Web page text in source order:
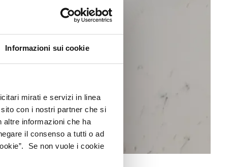
Informazioni sui cookie
mirati e servizi in linea
con i nostri partner che si
altre informazioni che ha
il consenso a tutti o ad
Se non vuole i cookie